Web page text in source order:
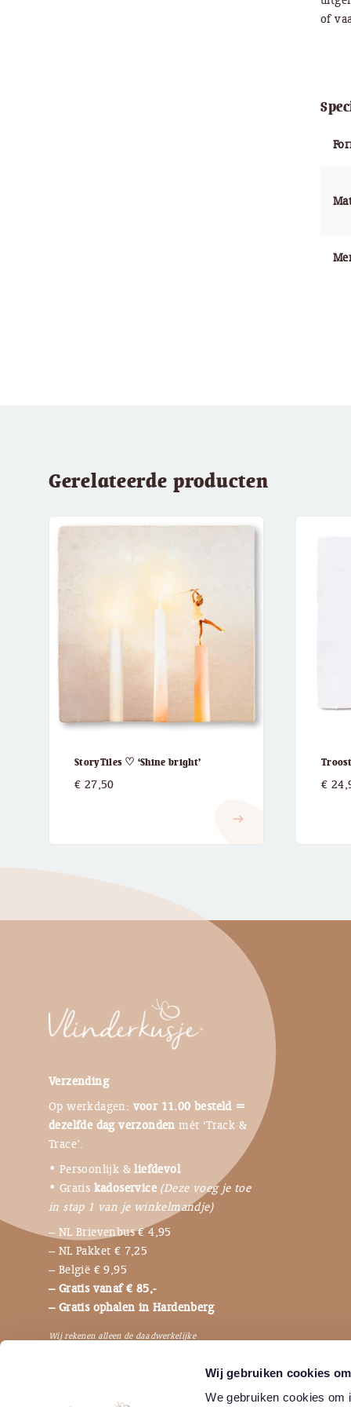
Wij gebruiken cookies
We gebruiken cookies om
of
Gerelateerde producten
StoryTiles ♡ ‘Shine bright’
€ 27,50
east
€
Verzending
Op werkdagen: voor 11.00 besteld =
dezelfde dag verzonden mét ‘Track &
Trace’.
• Persoonlijk &liefdevol
• Gratis kadoservice (Deze voeg je toe
in stap 1 van je winkelmandje)
– NL Brievenbus € 4,95
– NL Pakket € 7,25
– België € 9,95
– Gratis vanaf € 85,-
– Gratis ophalen in Hardenberg
Wij rekenen alleen de daadwerkelijke